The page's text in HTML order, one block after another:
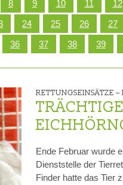
20 JAHRE
FAQ
EINBLICKE IN
SATZUNG
8 9 10 11 12
24 25 26 27
36 37 38 39
RETTUNGSEINSÄTZE –
TRÄCHTIGE
Ende Februar wurde
Dienststelle der
Finder hatte das Tier